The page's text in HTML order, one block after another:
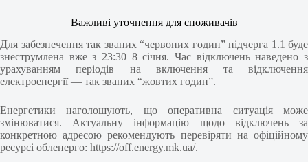
Важливі уточнення для споживачів
Для забезпечення так званих “червоних годин” підчерга 1.1 буде
знеструмлена вже з 23:30 8 січня. Час відключень наведено з
урахуванням періодів на включення та відключення
електроенергії — так званих “жовтих годин”.
Енергетики наголошують, що оперативна ситуація може
змінюватися. Актуальну інформацію щодо відключень за
конкретною адресою рекомендують перевіряти на офіційному
ресурсі обленерго: https://off.energy.mk.ua/.